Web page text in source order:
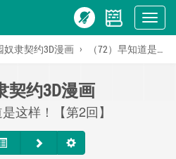
Show
menu
奴隶契约3D漫画 （72）早知道是这样！【第2回】
契约3D漫画
这样！【第2回】